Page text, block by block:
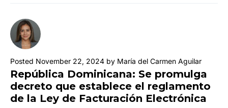
Posted November 22, 2024 by María del Carmen Aguilar
República Dominicana: Se promulga
decreto que establece el reglamento
de la Ley de Facturación Electrónica